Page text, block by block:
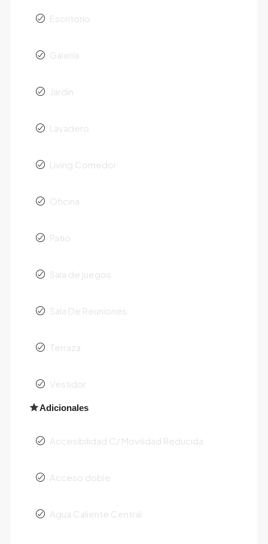
Escritorio
Galería
Jardín
Lavadero
Living Comedor
Oficina
Patio
Sala de juegos
Sala De Reuniones
Terraza
Vestidor
Adicionales
Accesibilidad C/ Movilidad Reducida
Acceso doble
Agua Caliente Central